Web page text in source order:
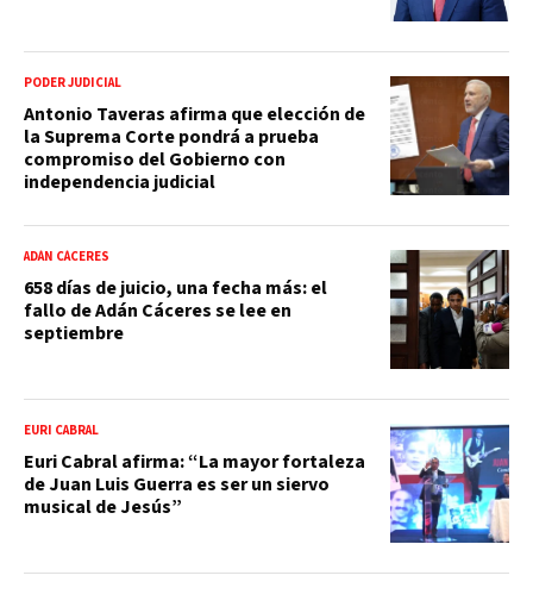
PODER JUDICIAL
Antonio Taveras afirma que elección de
la Suprema Corte pondrá a prueba
compromiso del Gobierno con
independencia judicial
ADÁN CÁCERES
658 días de juicio, una fecha más: el
fallo de Adán Cáceres se lee en
septiembre
EURI CABRAL
Euri Cabral afirma: “La mayor fortaleza
de Juan Luis Guerra es ser un siervo
musical de Jesús”